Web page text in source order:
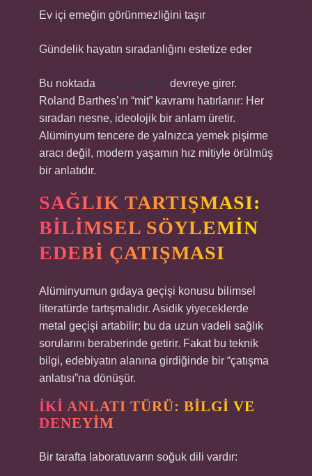
Ev içi emeğin görünmezliğini taşır
Gündelik hayatın sıradanlığını estetize eder
Bu noktada nesne anlatısı devreye girer.
Roland Barthes’ın “mit” kavramı hatırlanır: Her
sıradan nesne, ideolojik bir anlam üretir.
Alüminyum tencere de yalnızca yemek pişirme
aracı değil, modern yaşamın hız mitiyle örülmüş
bir anlatıdır.
SAĞLIK TARTIŞMASI:
BILIMSEL SÖYLEMIN
EDEBI ÇATIŞMASI
Alüminyumun gıdaya geçişi konusu bilimsel
literatürde tartışmalıdır. Asidik yiyeceklerde
metal geçişi artabilir; bu da uzun vadeli sağlık
sorularını beraberinde getirir. Fakat bu teknik
bilgi, edebiyatın alanına girdiğinde bir “çatışma
anlatısı”na dönüşür.
İKI ANLATI TÜRÜ: BILGI VE
DENEYIM
Bir tarafta laboratuvarın soğuk dili vardır: